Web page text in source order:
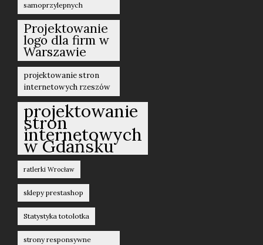
samoprzylepnych
Projektowanie
logo dla firm w
Warszawie
projektowanie stron
internetowych rzeszów
projektowanie
stron
internetowych
w Gdańsku
ratlerki Wrocław
sklepy prestashop
Statystyka totolotka
strony responsywne